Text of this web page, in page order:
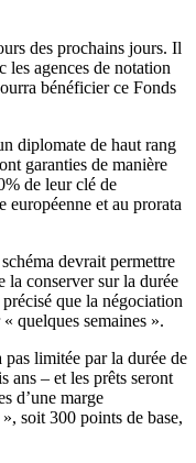
des prochains jours. Il
les agences de notation
bénéficier ce Fonds
diplomate de haut rang
garanties de manière
de leur clé de
européenne et au prorata
devrait permettre
la conserver sur la durée
que la négociation
quelques semaines ».
limitée par la durée de
ans – et les prêts seront
d’une marge
soit 300 points de base,